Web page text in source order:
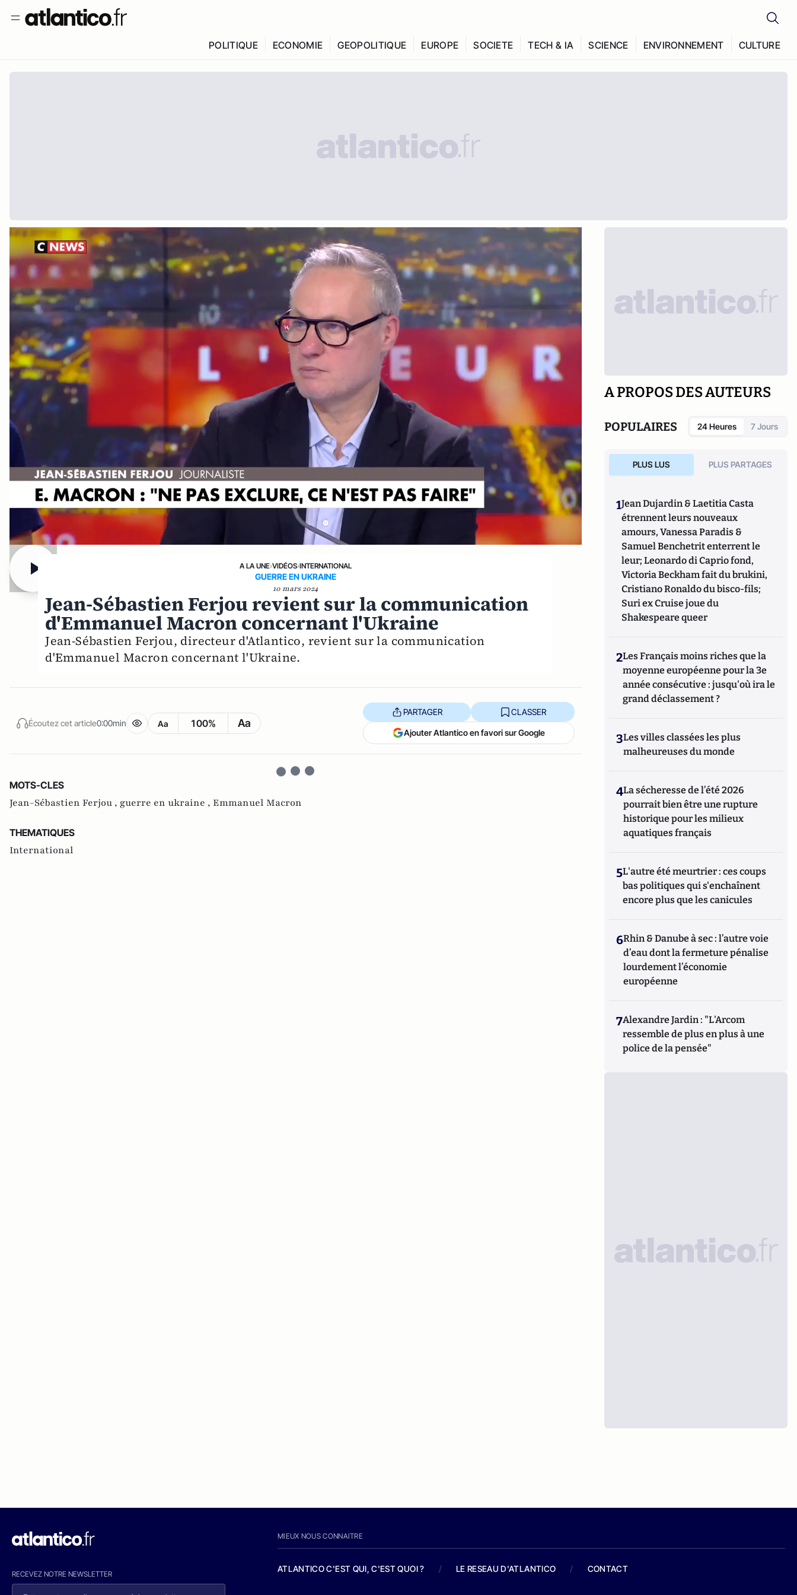
POLITIQUE ECONOMIE GEOPOLITIQUE EUROPE SOCIETE TECH & IA SCIENCE ENVIRONNEMENT CULTURE
A LA UNE›VIDÉOS›INTERNATIONAL
GUERRE EN UKRAINE
10 mars 2024
Jean-Sébastien Ferjou revient sur la communication
d'Emmanuel Macron concernant l'Ukraine
Jean-Sébastien Ferjou, directeur d'Atlantico, revient sur la communication
d'Emmanuel Macron concernant l'Ukraine.
Écoutez cet article0:00min Aa 100% Aa
PARTAGER CLASSER
Ajouter Atlantico en favori sur Google
MOTS-CLES
Jean-Sébastien Ferjou , guerre en ukraine , Emmanuel Macron
THEMATIQUES
International
A PROPOS DES AUTEURS
POPULAIRES 24 Heures 7 Jours
PLUS LUS PLUS PARTAGES
1Jean Dujardin & Laetitia Casta
étrennent leurs nouveaux
amours, Vanessa Paradis &
Samuel Benchetrit enterrent le
leur; Leonardo di Caprio fond,
Victoria Beckham fait du brukini,
Cristiano Ronaldo du bisco-fils;
Suri ex Cruise joue du
Shakespeare queer
2Les Français moins riches que la
moyenne européenne pour la 3e
année consécutive : jusqu'où ira le
grand déclassement ?
3Les villes classées les plus
malheureuses du monde
4La sécheresse de l’été 2026
pourrait bien être une rupture
historique pour les milieux
aquatiques français
5L'autre été meurtrier : ces coups
bas politiques qui s'enchaînent
encore plus que les canicules
6Rhin & Danube à sec : l’autre voie
d’eau dont la fermeture pénalise
lourdement l’économie
européenne
7Alexandre Jardin : "L'Arcom
ressemble de plus en plus à une
police de la pensée"
RECEVEZ NOTRE NEWSLETTER
MIEUX NOUS CONNAITRE
ATLANTICO C'EST QUI, C'EST QUOI ? / LE RESEAU D'ATLANTICO / CONTACT